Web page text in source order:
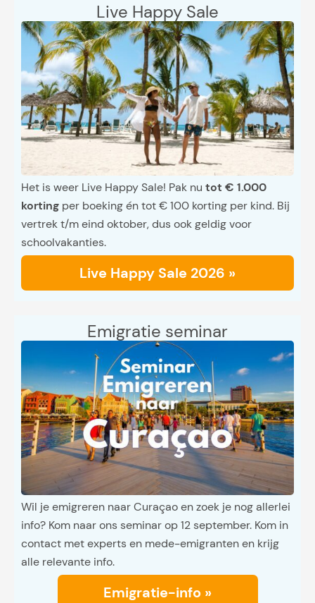
Live Happy Sale
Het is weer Live Happy Sale! Pak nu tot € 1.000
korting per boeking én tot € 100 korting per kind. Bij
vertrek t/m eind oktober, dus ook geldig voor
schoolvakanties.
Live Happy Sale 2026 »
Emigratie seminar
Wil je emigreren naar Curaçao en zoek je nog allerlei
info? Kom naar ons seminar op 12 september. Kom in
contact met experts en mede-emigranten en krijg
alle relevante info.
Emigratie-info »